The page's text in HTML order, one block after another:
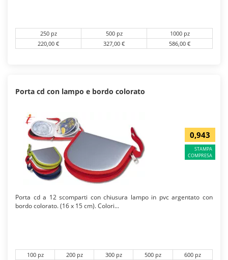
250 pz 500 pz
1000 pz
220,00 €
327,00 € 586,00 €
Porta cd con lampo e bordo colorato
0,943
STAMPA
COMPRESA
Porta cd a 12 scomparti con chiusura lampo in pvc argentato con
bordo colorato. (16 x 15 cm). Colori...
100 pz 200 pz 300 pz 500 pz
600 pz